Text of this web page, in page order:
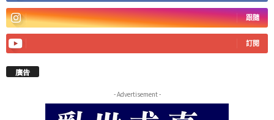
跟隨
訂閱
廣告
- Advertisement -